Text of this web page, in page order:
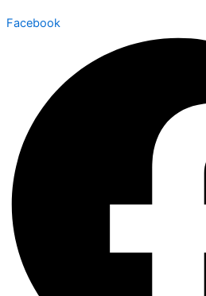
Facebook